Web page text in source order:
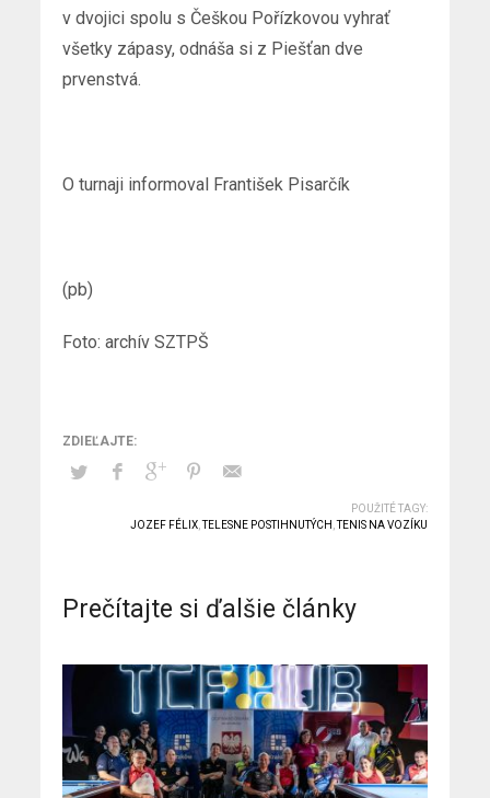
v dvojici spolu s Češkou Pořízkovou vyhrať
všetky zápasy, odnáša si z Piešťan dve
prvenstvá.
O turnaji informoval František Pisarčík
(pb)
Foto: archív SZTPŠ
POUŽITÉ TAGY:
JOZEF FÉLIX,TELESNE POSTIHNUTÝCH ,TENIS NA VOZÍKU
Prečítajte si ďalšie články